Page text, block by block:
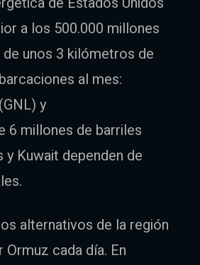
a los 500.000 millones
unos 3 kilómetros de
al mes:
y
6 millones de barriles
Kuwait dependen de
alternativos de la región
cada día. En